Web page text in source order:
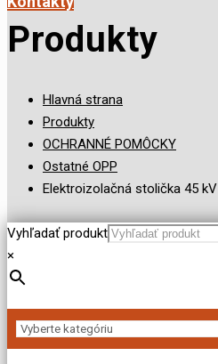
Produkty
Hlavná strana
Produkty
OCHRANNÉ POMÔCKY
Ostatné OPP
Elektroizolačná stolička 45 kV
Vyhľadať produkt
×